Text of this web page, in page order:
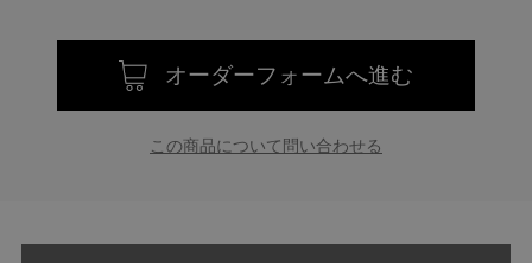
オーダーフォームへ進む
この商品について問い合わせる